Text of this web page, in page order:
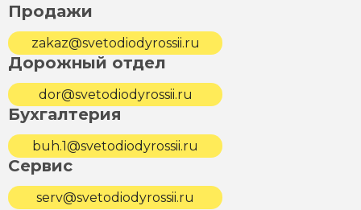
Продажи
zakaz@svetodiodyrossii.ru
Дорожный отдел
dor@svetodiodyrossii.ru
Бухгалтерия
buh.1@svetodiodyrossii.ru
Сервис
serv@svetodiodyrossii.ru